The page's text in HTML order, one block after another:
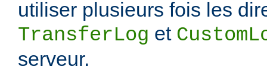
utiliser plusieurs fois les
TransferLog et
serveur.